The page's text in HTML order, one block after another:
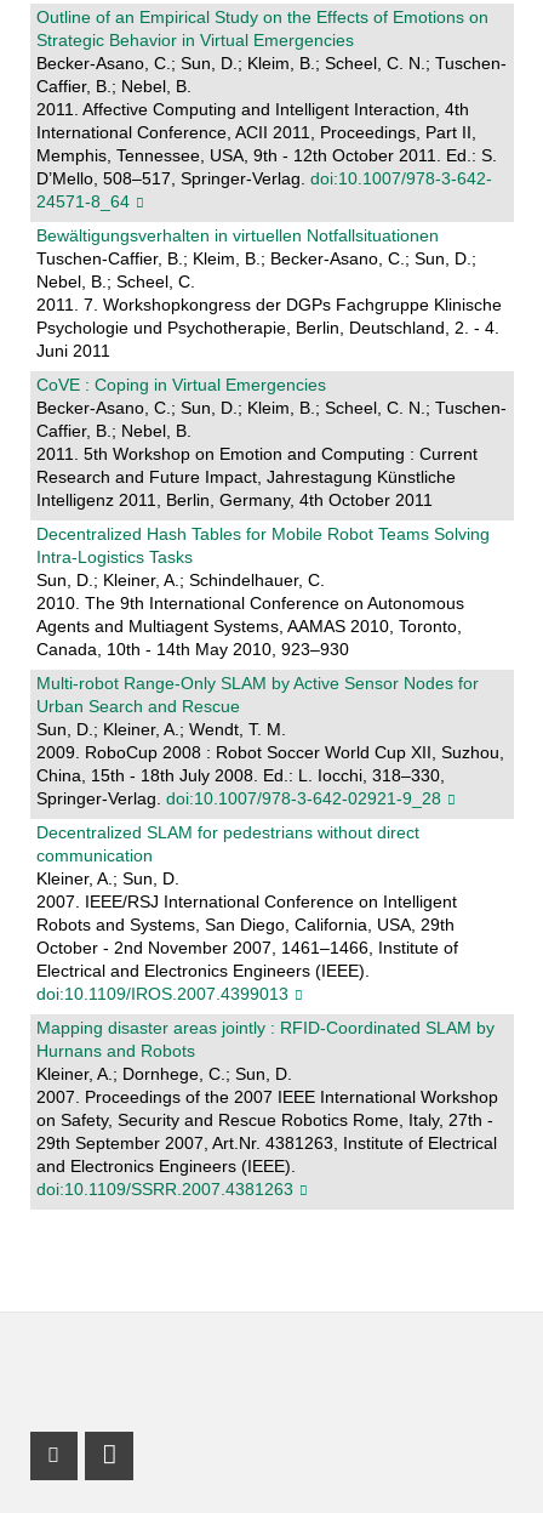
Outline of an Empirical Study on the Effects of Emotions on
Strategic Behavior in Virtual Emergencies
Becker-Asano, C.; Sun, D.; Kleim, B.; Scheel, C. N.; Tuschen-
Caffier, B.; Nebel, B.
2011. Affective Computing and Intelligent Interaction, 4th
International Conference, ACII 2011, Proceedings, Part II,
Memphis, Tennessee, USA, 9th - 12th October 2011. Ed.: S.
D’Mello, 508–517, Springer-Verlag. doi:10.1007/978-3-642-
24571-8_64
Bewältigungsverhalten in virtuellen Notfallsituationen
Tuschen-Caffier, B.; Kleim, B.; Becker-Asano, C.; Sun, D.;
Nebel, B.; Scheel, C.
2011. 7. Workshopkongress der DGPs Fachgruppe Klinische
Psychologie und Psychotherapie, Berlin, Deutschland, 2. - 4.
Juni 2011
CoVE : Coping in Virtual Emergencies
Becker-Asano, C.; Sun, D.; Kleim, B.; Scheel, C. N.; Tuschen-
Caffier, B.; Nebel, B.
2011. 5th Workshop on Emotion and Computing : Current
Research and Future Impact, Jahrestagung Künstliche
Intelligenz 2011, Berlin, Germany, 4th October 2011
Decentralized Hash Tables for Mobile Robot Teams Solving
Intra-Logistics Tasks
Sun, D.; Kleiner, A.; Schindelhauer, C.
2010. The 9th International Conference on Autonomous
Agents and Multiagent Systems, AAMAS 2010, Toronto,
Canada, 10th - 14th May 2010, 923–930
Multi-robot Range-Only SLAM by Active Sensor Nodes for
Urban Search and Rescue
Sun, D.; Kleiner, A.; Wendt, T. M.
2009. RoboCup 2008 : Robot Soccer World Cup XII, Suzhou,
China, 15th - 18th July 2008. Ed.: L. Iocchi, 318–330,
Springer-Verlag. doi:10.1007/978-3-642-02921-9_28
Decentralized SLAM for pedestrians without direct
communication
Kleiner, A.; Sun, D.
2007. IEEE/RSJ International Conference on Intelligent
Robots and Systems, San Diego, California, USA, 29th
October - 2nd November 2007, 1461–1466, Institute of
Electrical and Electronics Engineers (IEEE).
doi:10.1109/IROS.2007.4399013
Mapping disaster areas jointly : RFID-Coordinated SLAM by
Hurnans and Robots
Kleiner, A.; Dornhege, C.; Sun, D.
2007. Proceedings of the 2007 IEEE International Workshop
on Safety, Security and Rescue Robotics Rome, Italy, 27th -
29th September 2007, Art.Nr. 4381263, Institute of Electrical
and Electronics Engineers (IEEE).
doi:10.1109/SSRR.2007.4381263
Youtube Profil
LinkedIn Profil